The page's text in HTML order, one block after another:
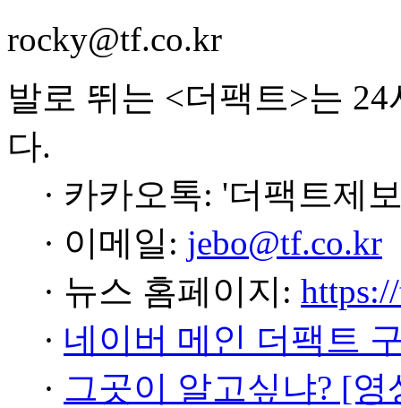
rocky@tf.co.kr
발로 뛰는 <더팩트>는
다.
· 카카오톡: '더팩트제
· 이메일: jebo@tf.co.kr
· 뉴스 홈페이지:
· 네이버 메인 더팩트
· 그곳이 알고싶냐? [